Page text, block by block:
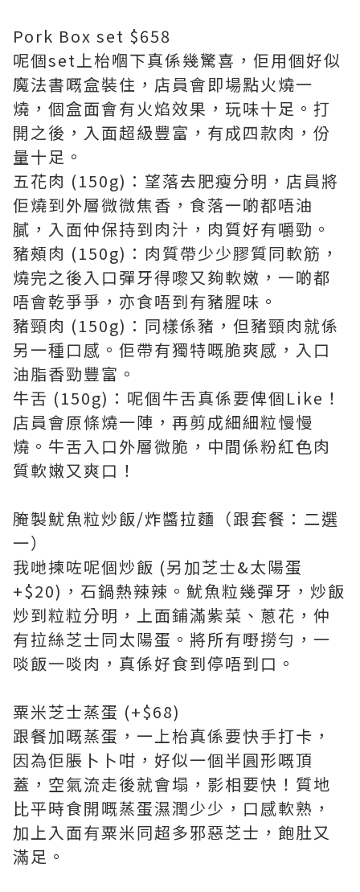
Pork Box set $658
呢個set上枱嗰下真係幾驚喜，佢用個好似
魔法書嘅盒裝住，店員會即場點火燒一
燒，個盒面會有火焰效果，玩味十足。打
開之後，入面超級豐富，有成四款肉，份
量十足。
五花肉 (150g)：望落去肥瘦分明，店員將
佢燒到外層微微焦香，食落一啲都唔油
膩，入面仲保持到肉汁，肉質好有嚼勁。
豬頰肉 (150g)：肉質帶少少膠質同軟筋，
燒完之後入口彈牙得嚟又夠軟嫩，一啲都
唔會乾爭爭，亦食唔到有豬腥味。
豬頸肉 (150g)：同樣係豬，但豬頸肉就係
另一種口感。佢帶有獨特嘅脆爽感，入口
油脂香勁豐富。
牛舌 (150g)：呢個牛舌真係要俾個Like！
店員會原條燒一陣，再剪成細細粒慢慢
燒。牛舌入口外層微脆，中間係粉紅色肉
質軟嫩又爽口！
腌製魷魚粒炒飯/炸醬拉麵（跟套餐：二選
一）
我哋揀咗呢個炒飯 (另加芝士&太陽蛋
+$20)，石鍋熱辣辣。魷魚粒幾彈牙，炒飯
炒到粒粒分明，上面鋪滿紫菜、蔥花，仲
有拉絲芝士同太陽蛋。將所有嘢撈勻，一
啖飯一啖肉，真係好食到停唔到口。
粟米芝士蒸蛋 (+$68)
跟餐加嘅蒸蛋，一上枱真係要快手打卡，
因為佢脹卜卜咁，好似一個半圓形嘅頂
蓋，空氣流走後就會塌，影相要快！質地
比平時食開嘅蒸蛋濕潤少少，口感軟熟，
加上入面有粟米同超多邪惡芝士，飽肚又
滿足。